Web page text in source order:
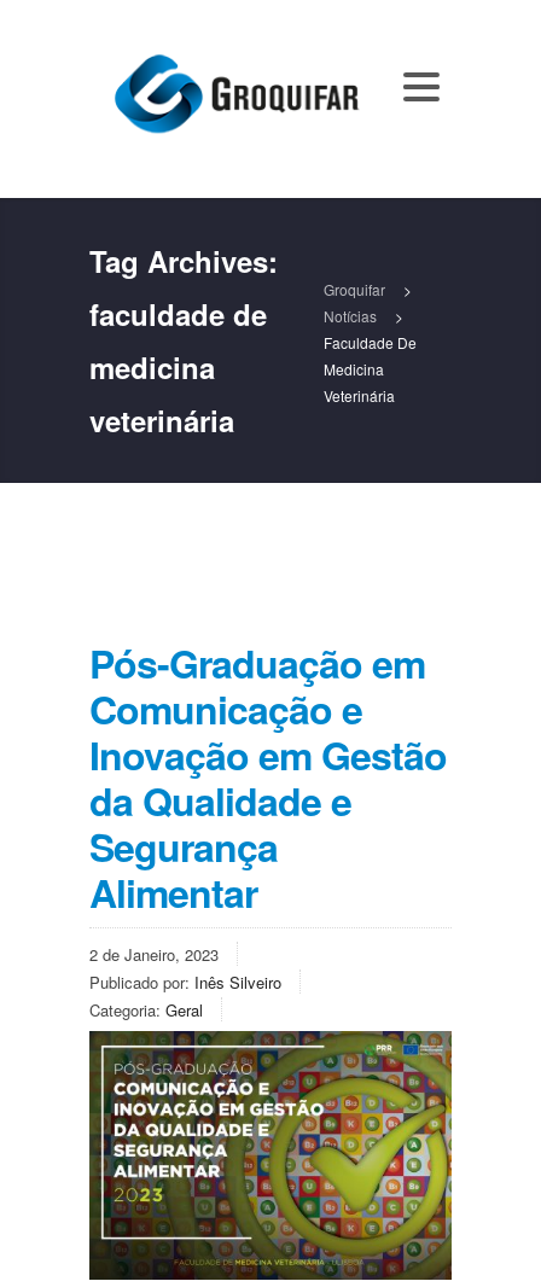
Tag Archives:
faculdade de
medicina
veterinária
Groquifar
>
Notícias
>
Faculdade De
Medicina
Veterinária
Pós-Graduação em
Comunicação e
Inovação em Gestão
da Qualidade e
Segurança
Alimentar
2 de Janeiro, 2023
Publicado por: Inês Silveiro
Categoria: Geral